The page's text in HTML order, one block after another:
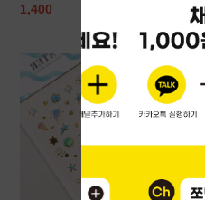
1,400